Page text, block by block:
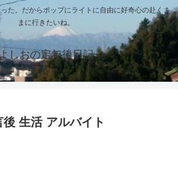
た。だからポップにライトに自由に好奇心の赴くま
まに行きたいね。
しおの定年後日記
生活 アルバイト